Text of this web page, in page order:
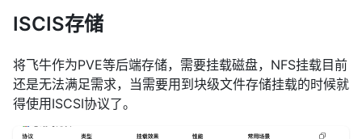
ISCIS存储
将飞牛作为PVE等后端存储，需要挂载磁盘，NFS挂载目前
还是无法满足需求，当需要用到块级文件存储挂载的时候就
得使用ISCSI协议了。